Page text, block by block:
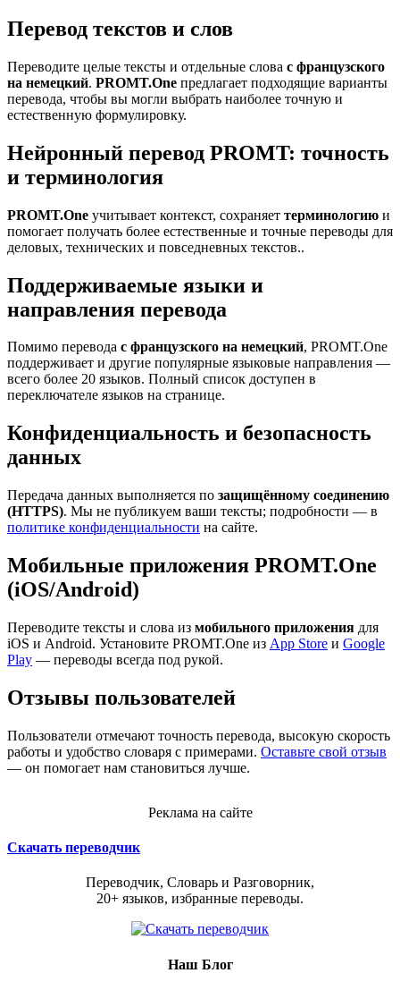
Перевод текстов и слов
Переводите целые тексты и отдельные слова с французского
на немецкий. PROMT.One предлагает подходящие варианты
перевода, чтобы вы могли выбрать наиболее точную и
естественную формулировку.
Нейронный перевод PROMT: точность
и терминология
PROMT.One учитывает контекст, сохраняет терминологию и
помогает получать более естественные и точные переводы для
деловых, технических и повседневных текстов..
Поддерживаемые языки и
направления перевода
Помимо перевода с французского на немецкий, PROMT.One
поддерживает и другие популярные языковые направления —
всего более 20 языков. Полный список доступен в
переключателе языков на странице.
Конфиденциальность и безопасность
данных
Передача данных выполняется по защищённому соединению
(HTTPS). Мы не публикуем ваши тексты; подробности — в
политике конфиденциальности на сайте.
Мобильные приложения PROMT.One
(iOS/Android)
Переводите тексты и слова из мобильного приложения для
iOS и Android. Установите PROMT.One из App Store и Google
Play — переводы всегда под рукой.
Отзывы пользователей
Пользователи отмечают точность перевода, высокую скорость
работы и удобство словаря с примерами. Оставьте свой отзыв
— он помогает нам становиться лучше.
Реклама на сайте
Скачать переводчик
Переводчик, Словарь и Разговорник,
20+ языков, избранные переводы.
Наш Блог